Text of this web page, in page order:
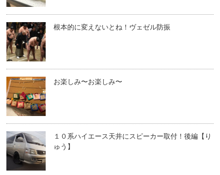
根本的に変えないとね！ヴェゼル防振
お楽しみ〜お楽しみ〜
１０系ハイエース天井にスピーカー取付！後編【り
ゅう】